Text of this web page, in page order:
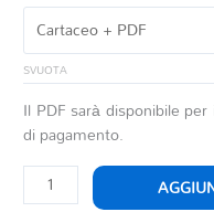
SVUOTA
Il PDF sarà disponibile
di pagamento.
BALLATA
PER